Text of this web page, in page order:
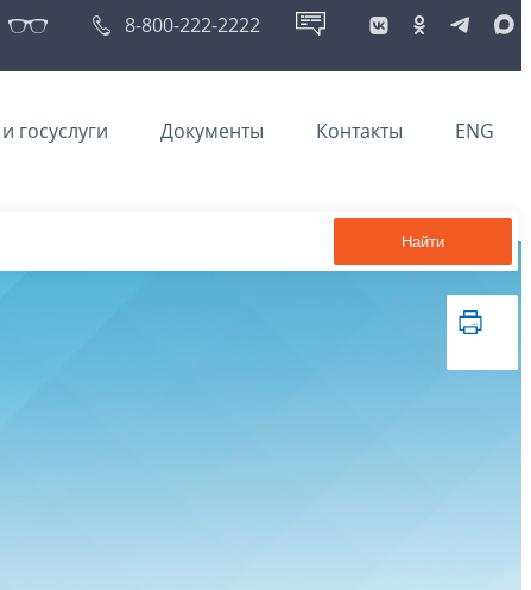
8-800-222-2222
госуслуги Документы Контакты ENG
Найти